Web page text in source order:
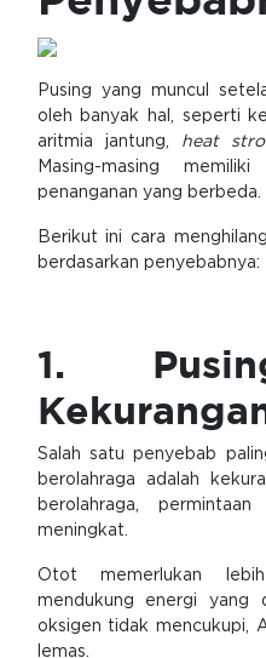
Pusing yang muncul
oleh banyak hal, seperti
aritmia jantung, heat
Masing-masing
penanganan yang berbeda.
Berikut ini cara
berdasarkan penyebabnya:
1.
Salah satu penyebab
berolahraga adalah
berolahraga,
meningkat.
Otot memerlukan
mendukung energi yang
oksigen tidak mencukupi,
lemas.